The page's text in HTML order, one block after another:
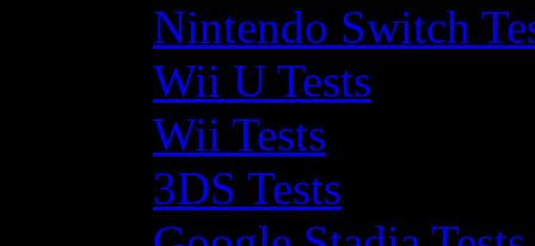
Nintendo Switch
Wii U Tests
Wii Tests
3DS Tests